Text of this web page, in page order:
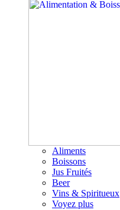
Aliments
Boissons
Jus Fruités
Beer
Vins & Spiritueux
Voyez plus